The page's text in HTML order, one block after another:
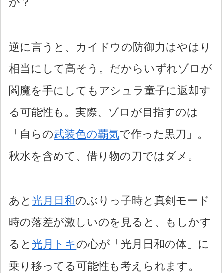
逆に言うと、カイドウの防御力はやはり
相当にして高そう。だからいずれゾロが
閻魔を手にしてもアシュラ童子に返却す
る可能性も。実際、ゾロが目指すのは
「自らの武装色の覇気で作った黒刀」。
秋水を含めて、借り物の刀ではダメ。
あと光月日和のぶりっ子時と真剣モード
時の落差が激しいのを見ると、もしかす
ると光月トキの心が「光月日和の体」に
乗り移ってる可能性も考えられます。